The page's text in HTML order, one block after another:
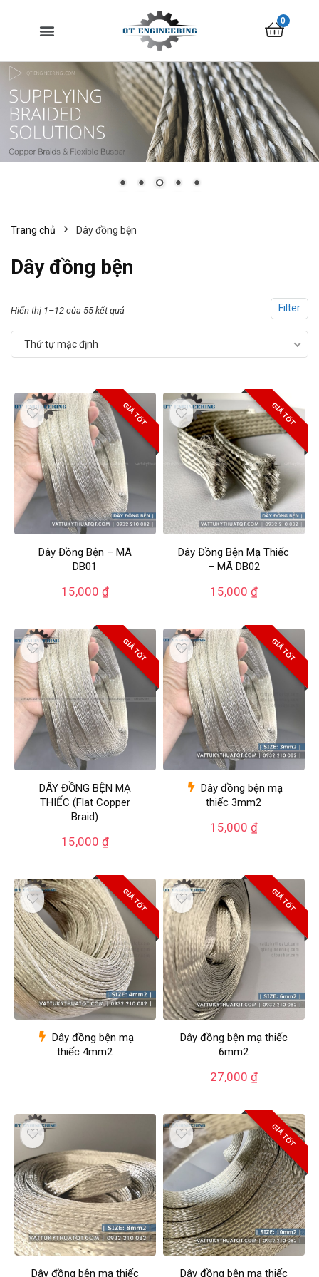
0
Trang chủ Dây đồng bện
Dây đồng bện
Filter
Hiển thị 1–12 của 55 kết quả
Thứ tự mặc định
GIÁ TỐT
Dây Đồng Bện – MÃ
DB01
15,000 ₫
GIÁ TỐT
Dây Đồng Bện Mạ Thiếc
– MÃ DB02
15,000 ₫
GIÁ TỐT
DÂY ĐỒNG BỆN MẠ
THIẾC (Flat Copper
Braid)
15,000 ₫
GIÁ TỐT
Dây đồng bện mạ
thiếc 3mm2
15,000 ₫
GIÁ TỐT
Dây đồng bện mạ
thiếc 4mm2
GIÁ TỐT
Dây đồng bện mạ thiếc
6mm2
27,000 ₫
Dây đồng bện mạ thiếc
GIÁ TỐT
Dây đồng bện mạ thiếc